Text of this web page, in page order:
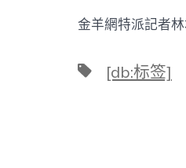
金羊網特派記者林
標 [db:标签]